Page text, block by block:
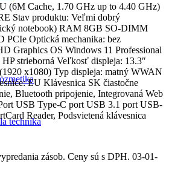
technika
(6M Cache, 1.70 GHz up to 4.40 GHz)
Stav produktu: Veľmi dobrý
notebook) RAM 8GB SO-DIMM
Optická mechanika: bez
Graphics OS Windows 11 Professional
strieborná Veľkosť displeja: 13.3″
x1080) Typ displeja: matný WWAN
EU Klávesnica SK čiastočne
Bluetooth pripojenie, Integrovaná Web
USB Type-C port USB 3.1 port USB-
Reader, Podsvietená klávesnica
zásob. Ceny sú s DPH. 03-01-